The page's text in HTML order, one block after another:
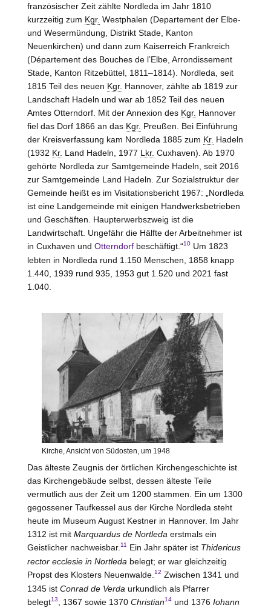
französischer Zeit zählte Nordleda im Jahr 1810
kurzzeitig zum Kgr. Westphalen (Departement der Elbe-
und Wesermündung, Distrikt Stade, Kanton
Neuenkirchen) und dann zum Kaiserreich Frankreich
(Département des Bouches de l’Elbe, Arrondissement
Stade, Kanton Ritzebüttel, 1811–1814). Nordleda, seit
1815 Teil des neuen Kgr. Hannover, zählte ab 1819 zur
Landschaft Hadeln und war ab 1852 Teil des neuen
Amtes Otterndorf. Mit der Annexion des Kgr. Hannover
fiel das Dorf 1866 an das Kgr. Preußen. Bei Einführung
der Kreisverfassung kam Nordleda 1885 zum Kr. Hadeln
(1932 Kr. Land Hadeln , 1977 Lkr. Cuxhaven). Ab 1970
gehörte Nordleda zur Samtgemeinde Hadeln , seit 2016
zur Samtgemeinde Land Hadeln . Zur Sozialstruktur der
Gemeinde heißt es im Visitationsbericht 1967: „Nordleda
ist eine Landgemeinde mit einigen Handwerksbetrieben
und Geschäften. Haupterwerbszweig ist die
Landwirtschaft. Ungefähr die Hälfte der Arbeitnehmer ist
in Cuxhaven und Otterndorfbeschäftigt.“10Um 1823
lebten in Nordleda rund 1.150 Menschen, 1858 knapp
1.440, 1939 rund 935, 1953 gut 1.520 und 2021 fast
1.040.
Kirche, Ansicht von Südosten, um 1948
Das älteste Zeugnis der örtlichen Kirchengeschichte ist
das Kirchengebäude selbst, dessen älteste Teile
vermutlich aus der Zeit um 1200 stammen. Ein um 1300
gegossener Taufkessel aus der Kirche Nordleda steht
heute im Museum August Kestner in Hannover. Im Jahr
1312 ist mit Marquardus de Nortleda erstmals ein
Geistlicher nachweisbar. 11 Ein Jahr später ist Thidericus
rector ecclesie in Nortleda belegt; er war gleichzeitig
Propst des Klosters Neuenwalde. 12 Zwischen 1341 und
1345 ist Conrad de Verda urkundlich als Pfarrer
belegt13 , 1367 sowie 1370 Christian14und 1376 Iohann